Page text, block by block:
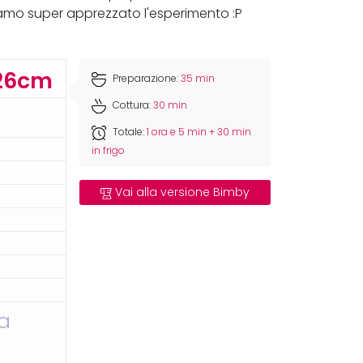
super apprezzato l'esperimento :P
Preparazione:35 min
Cottura:30 min
Totale:1 ora e 5 min + 30 min
in frigo
Vai alla versione Bimby